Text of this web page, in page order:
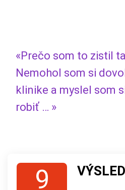
«Prečo som to zistil
Nemohol som si
klinike a myslel som
robiť … »
9